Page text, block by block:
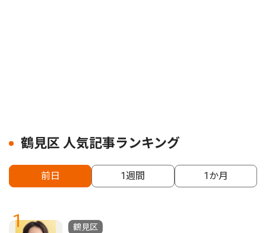
鶴見区 人気記事ランキング
前日 1週間 1か月
1
鶴見区